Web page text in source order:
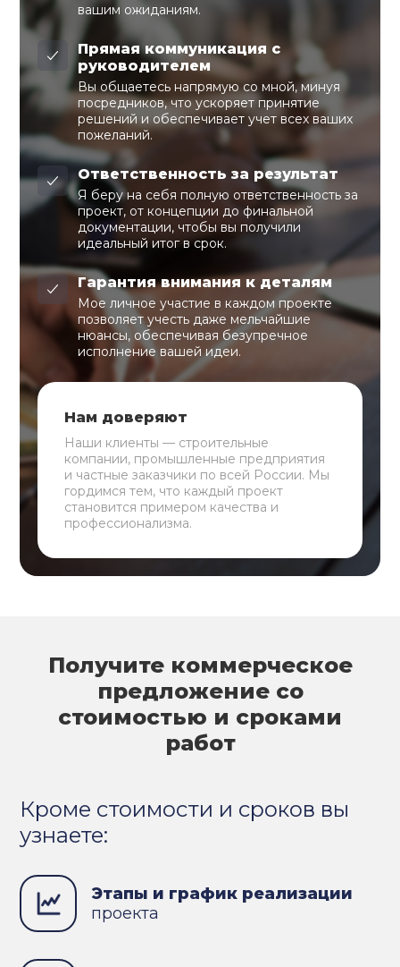
вашим ожиданиям.
Прямая коммуникация с
руководителем
Вы общаетесь напрямую со мной, минуя
посредников, что ускоряет принятие
решений и обеспечивает учет всех ваших
пожеланий.
Ответственность за результат
Я беру на себя полную ответственность за
проект, от концепции до финальной
документации, чтобы вы получили
идеальный итог в срок.
Гарантия внимания к деталям
Мое личное участие в каждом проекте
позволяет учесть даже мельчайшие
нюансы, обеспечивая безупречное
исполнение вашей идеи.
Нам доверяют
Наши клиенты — строительные
компании, промышленные предприятия
и частные заказчики по всей России. Мы
гордимся тем, что каждый проект
становится примером качества и
профессионализма.
Получите коммерческое
предложение со
стоимостью и сроками
работ
Кроме стоимости и сроков вы
узнаете:
Этапы и график реализации
проекта